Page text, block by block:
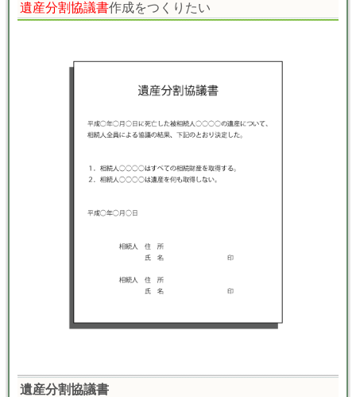
遺産分割協議書作成をつくりたい
遺産分割協議書